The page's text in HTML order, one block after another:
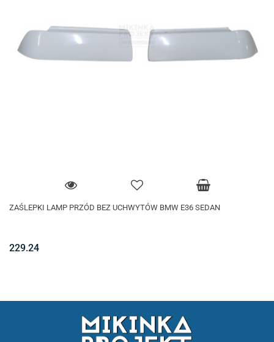
ZAŚLEPKI LAMP PRZÓD BEZ UCHWYTÓW BMW E36 SEDAN
229.24